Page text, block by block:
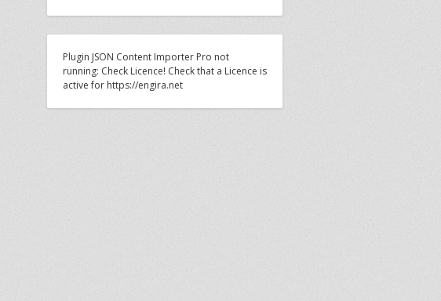
Plugin JSON Content Importer Pro not
running: Check Licence! Check that a Licence is
active for https://engira.net